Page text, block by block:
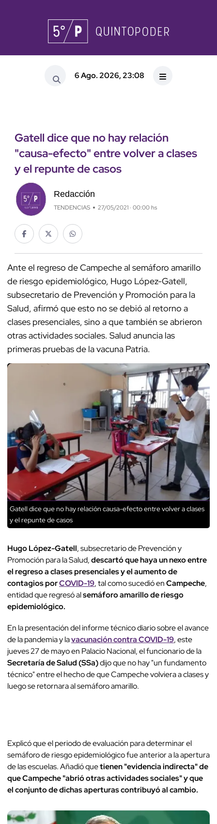
6 Ago. 2026, 23:08
Gatell dice que no hay relación
"causa-efecto" entre volver a clases
y el repunte de casos
Redacción
TENDENCIAS 27/05/2021 · 00:00 hs
Ante el regreso de Campeche al semáforo amarillo
de riesgo epidemiológico, Hugo López-Gatell,
subsecretario de Prevención y Promoción para la
Salud, afirmó que esto no se debió al retorno a
clases presenciales, sino a que también se abrieron
otras actividades sociales. Salud anuncia las
primeras pruebas de la vacuna Patria.
Gatell dice que no hay relación causa-efecto entre volver a clases
y el repunte de casos
Hugo López-Gatell, subsecretario de Prevención y
Promoción para la Salud,descartó que haya un nexo entre
el regreso a clases presenciales y el aumento de
contagios porCOVID-19, tal como sucedió enCampeche,
entidad que regresó alsemáforo amarillo de riesgo
epidemiológico.
En la presentación del informe técnico diario sobre el avance
de la pandemia y lavacunación contra COVID-19, este
jueves 27 de mayo en Palacio Nacional, el funcionario de la
Secretaría de Salud (SSa)dijo que no hay "un fundamento
técnico" entre el hecho de que Campeche volviera a clases y
luego se retornara al semáforo amarillo.
Explicó que el periodo de evaluación para determinar el
semáforo de riesgo epidemiológico fue anterior a la apertura
de las escuelas. Añadió quetienen "evidencia indirecta" de
que Campeche "abrió otras actividades sociales" y que
el conjunto de dichas aperturas contribuyó al cambio.